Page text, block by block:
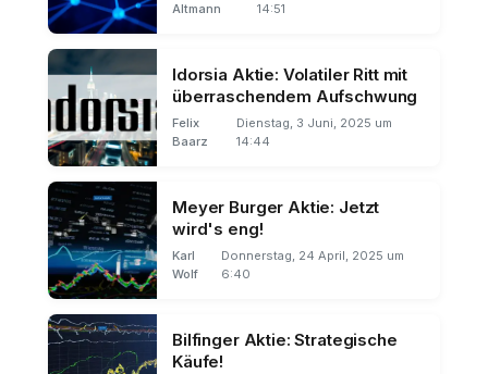
Altmann
14:51
Idorsia Aktie: Volatiler Ritt mit
überraschendem Aufschwung
Felix
Baarz
Dienstag, 3 Juni, 2025 um
14:44
Meyer Burger Aktie: Jetzt
wird's eng!
Karl
Wolf
Donnerstag, 24 April, 2025 um
6:40
Bilfinger Aktie: Strategische
Käufe!